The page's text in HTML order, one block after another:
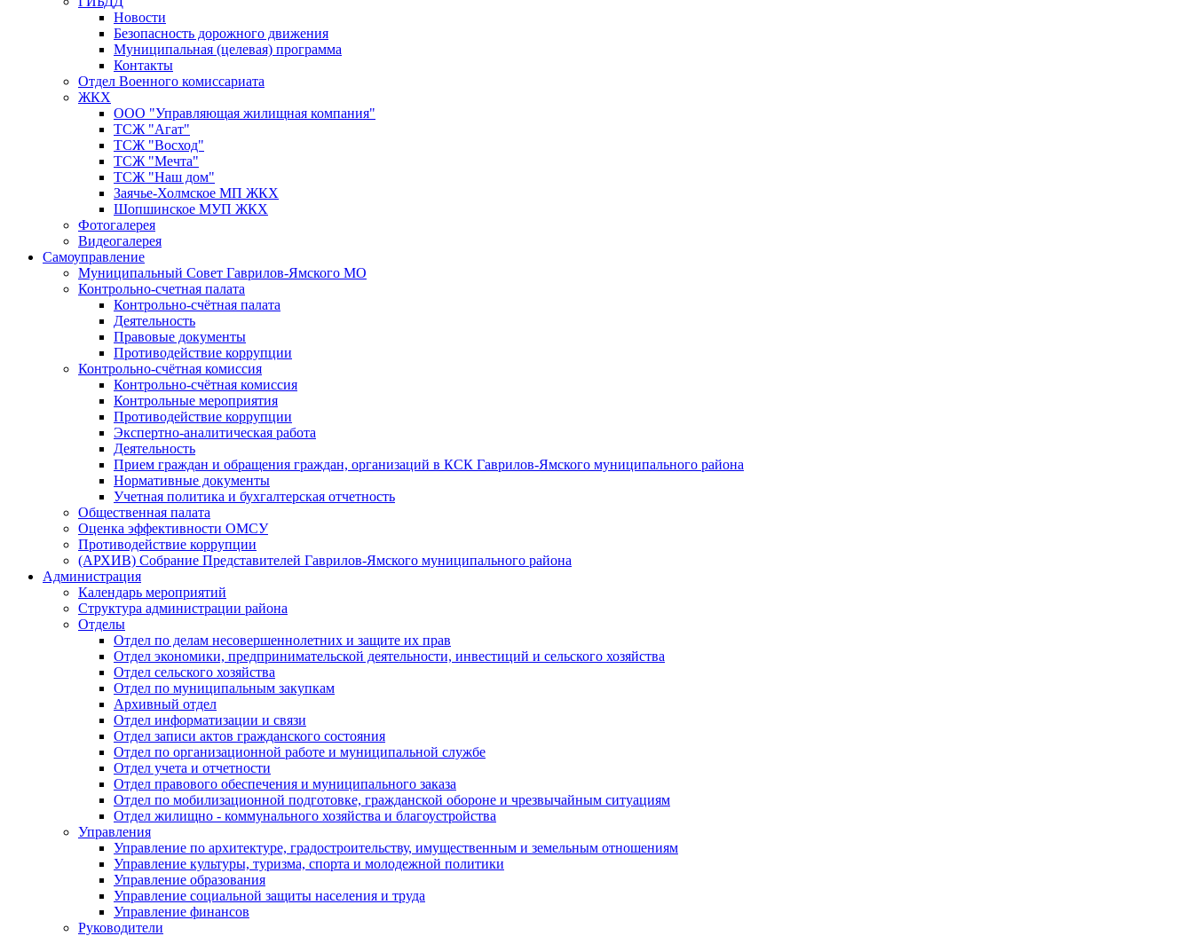
Новости
Безопасность дорожного движения
Муниципальная (целевая) программа
Контакты
Отдел Военного комиссариата
ЖКХ
ООО "Управляющая жилищная компания"
ТСЖ "Агат"
ТСЖ "Восход"
ТСЖ "Мечта"
ТСЖ "Наш дом"
Заячье-Холмское МП ЖКХ
Шопшинское МУП ЖКХ
Фотогалерея
Видеогалерея
Самоуправление
Муниципальный Совет Гаврилов-Ямского МО
Контрольно-счетная палата
Контрольно-счётная палата
Деятельность
Правовые документы
Противодействие коррупции
Контрольно-счётная комиссия
Контрольно-счётная комиссия
Контрольные мероприятия
Противодействие коррупции
Экспертно-аналитическая работа
Деятельность
Прием граждан и обращения граждан, организаций в КСК Гаврилов-Ямского муниципального района
Нормативные документы
Учетная политика и бухгалтерская отчетность
Общественная палата
Оценка эффективности ОМСУ
Противодействие коррупции
(АРХИВ) Собрание Представителей Гаврилов-Ямского муниципального района
Администрация
Календарь мероприятий
Структура администрации района
Отделы
Отдел по делам несовершеннолетних и защите их прав
Отдел экономики, предпринимательской деятельности, инвестиций и сельского хозяйства
Отдел сельского хозяйства
Отдел по муниципальным закупкам
Архивный отдел
Отдел информатизации и связи
Отдел записи актов гражданского состояния
Отдел по организационной работе и муниципальной службе
Отдел учета и отчетности
Отдел правового обеспечения и муниципального заказа
Отдел по мобилизационной подготовке, гражданской обороне и чрезвычайным ситуациям
Отдел жилищно - коммунального хозяйства и благоустройства
Управления
Управление по архитектуре, градостроительству, имущественным и земельным отношениям
Управление культуры, туризма, спорта и молодежной политики
Управление образования
Управление социальной защиты населения и труда
Управление финансов
Руководители